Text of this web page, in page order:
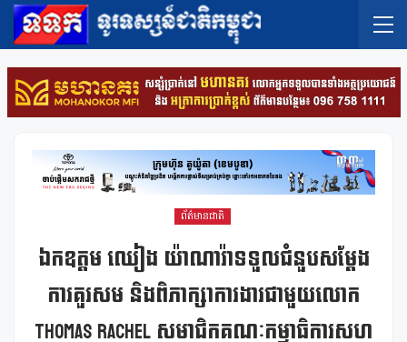
ព័ត៌មានជាតិ
ឯកឧត្តម ឈៀង យ៉ាណារ៉ាទទួលជំនួបសម្ដែង
ការគួរសម និងពិភាក្សាការងារជាមួយលោក
Thomas Rachel សមាជិកគណៈកម្មាធិការសហ